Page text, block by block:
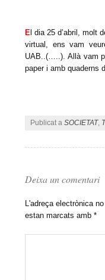
E l dia 25 d’abril, molt
virtual, ens vam
UAB..(…..). Allà vam
paper i amb quaderns
Publicat aSOCIETAT,
Deixa un comentari
L'adreça electrònica
estan marcats amb*